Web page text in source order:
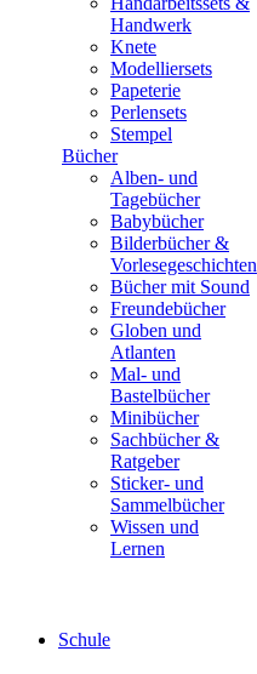
Handwerk
Knete
Modelliersets
Papeterie
Perlensets
Stempel
Bücher
Alben- und
Tagebücher
Babybücher
Bilderbücher &
Vorlesegeschichten
Bücher mit Sound
Freundebücher
Globen und
Atlanten
Mal- und
Bastelbücher
Minibücher
Sachbücher &
Ratgeber
Sticker- und
Sammelbücher
Wissen und
Lernen
Schule